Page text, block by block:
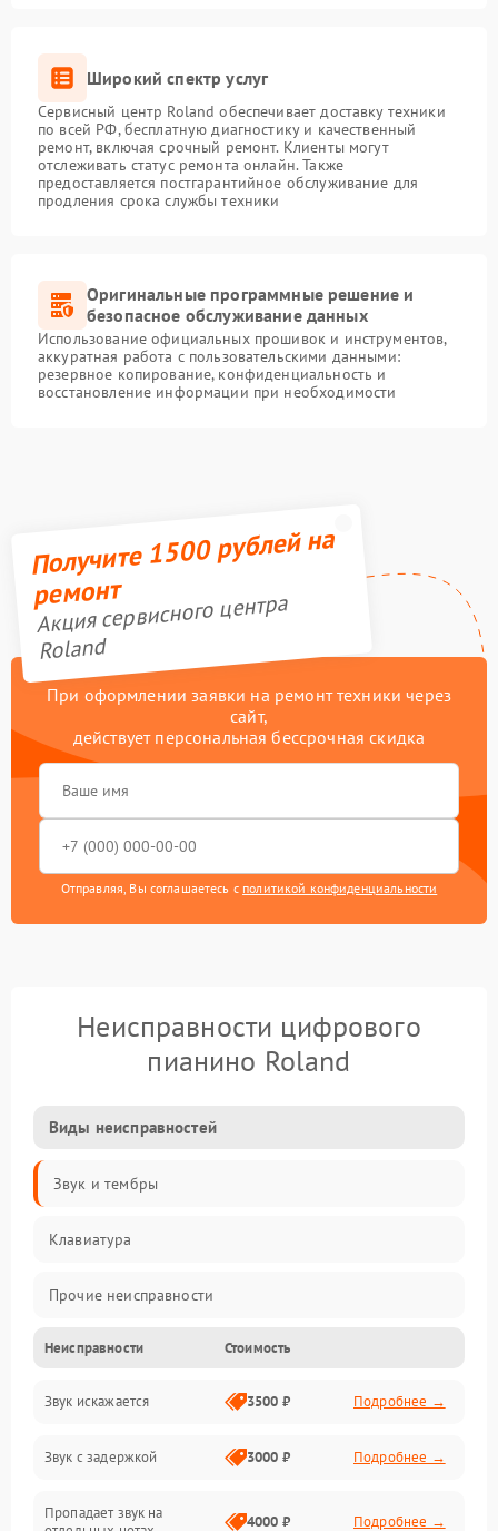
Широкий спектр услуг
Сервисный центр Roland обеспечивает доставку техники
по всей РФ, бесплатную диагностику и качественный
ремонт, включая срочный ремонт. Клиенты могут
отслеживать статус ремонта онлайн. Также
предоставляется постгарантийное обслуживание для
продления срока службы техники
Оригинальные программные решение и
безопасное обслуживание данных
Использование официальных прошивок и инструментов,
аккуратная работа с пользовательскими данными:
резервное копирование, конфиденциальность и
восстановление информации при необходимости
Получите 1500 рублей на
ремонт
Акция сервисного центра
Roland
При оформлении заявки на ремонт техники через
сайт,
действует персональная бессрочная скидка
Отправляя, Вы соглашаетесь с политикой конфиденциальности
Неисправности цифрового
пианино Roland
Виды неисправностей
Звук и тембры
Клавиатура
Прочие неисправности
Включение и работа
Управление и электроника
Подключения и интерфейсы
Педали и стойка
Неисправности Стоимость
Звук искажается 3500 ₽ Подробнее →
Звук с задержкой 3000 ₽ Подробнее →
Пропадает звук на
4000 ₽ Подробнее →